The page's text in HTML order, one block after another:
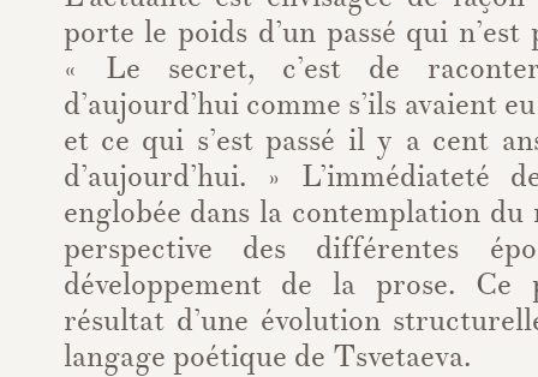
porte le poids d’un passé qui n’est
« Le secret, c’est de
d’aujourd’hui comme s’ils avaient
et ce qui s’est passé il y a cent
d’aujourd’hui. » L’immédiateté
englobée dans la contemplation du
perspective des différentes
développement de la prose. Ce
résultat d’une évolution
langage poétique de Tsvetaeva.